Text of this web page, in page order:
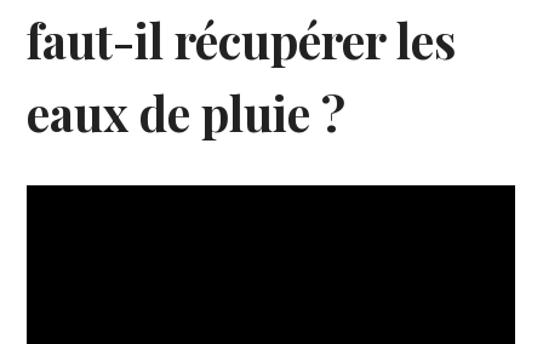
faut-il récupérer les
eaux de pluie ?